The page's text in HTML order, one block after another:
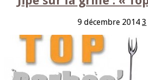
9 décembre 2014 3